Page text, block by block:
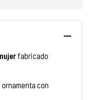
fabricado
ornamenta con